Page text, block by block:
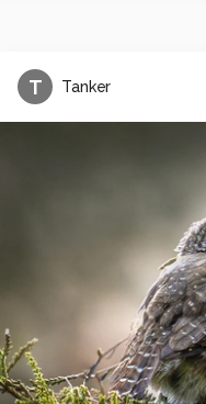
T Tanker